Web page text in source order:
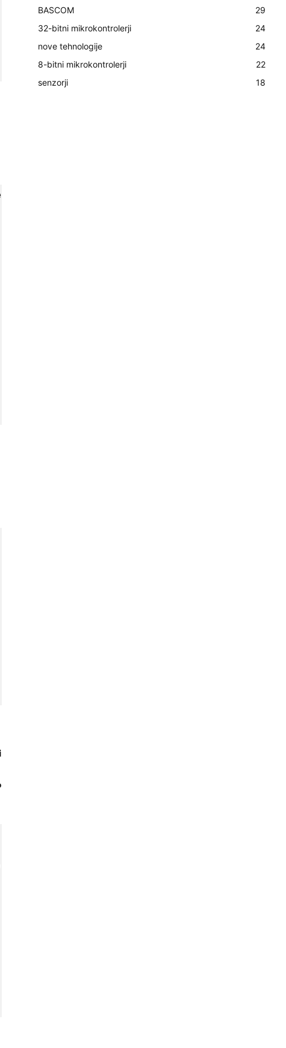
*dev)
BASCOM
29
32-bitni mikrokontrolerji
24
nove tehnologije
24
8-bitni mikrokontrolerji
22
senzorji
18